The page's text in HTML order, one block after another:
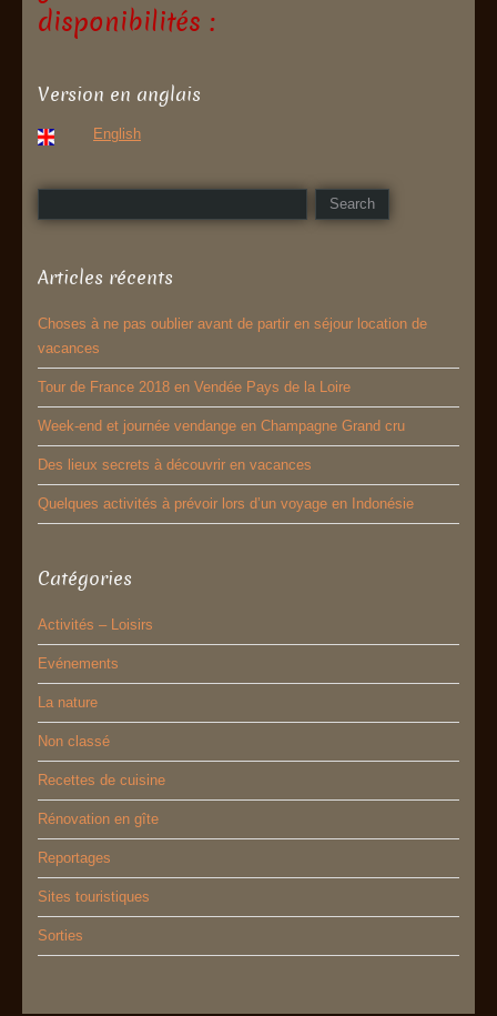
disponibilités :
Version en anglais
English
Articles récents
Choses à ne pas oublier avant de partir en séjour location de
vacances
Tour de France 2018 en Vendée Pays de la Loire
Week-end et journée vendange en Champagne Grand cru
Des lieux secrets à découvrir en vacances
Quelques activités à prévoir lors d’un voyage en Indonésie
Catégories
Activités – Loisirs
Evénements
La nature
Non classé
Recettes de cuisine
Rénovation en gîte
Reportages
Sites touristiques
Sorties